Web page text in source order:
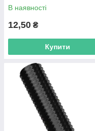
В наявності
12,50 ₴
Купити